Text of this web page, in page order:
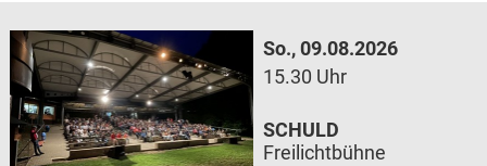
So., 09.08.2026
15.30 Uhr
SCHULD
Freilichtbühne